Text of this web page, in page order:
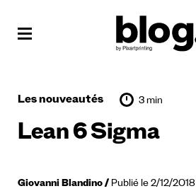
Les nouveautés 3 min
Lean 6 Sigma
Giovanni Blandino Publié le 2/12/2018